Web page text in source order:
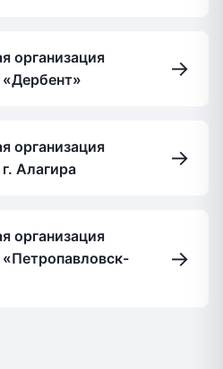
организация
→
организация
Алагира
→
организация
→